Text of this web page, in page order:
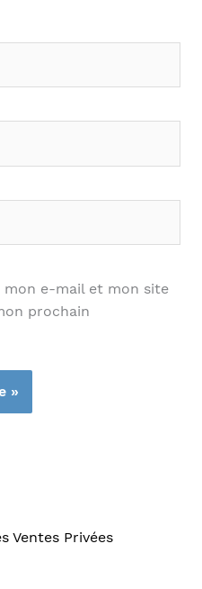
e-mail et mon site
prochain
Ventes Privées